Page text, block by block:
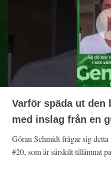
Varför späda ut
med inslag från en
Göran Schmidt frågar sig
#20, som är särskilt tillämnat